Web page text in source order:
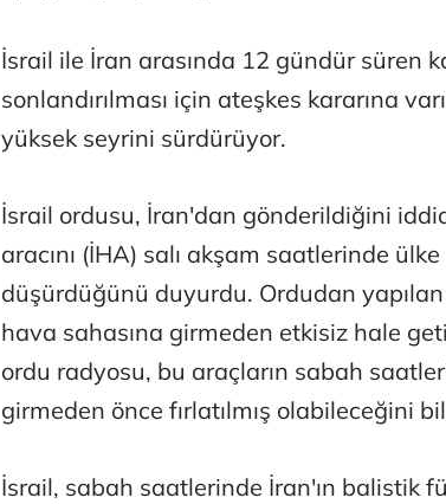
İsrail ile İran arasında 12 gündür süren
sonlandırılması için ateşkes kararına
yüksek seyrini sürdürüyor.
İsrail ordusu, İran'dan gönderildiğini
aracını (İHA) salı akşam saatlerinde
düşürdüğünü duyurdu. Ordudan
hava sahasına girmeden etkisiz hale
ordu radyosu, bu araçların sabah
girmeden önce fırlatılmış olabileceğini
İsrail, sabah saatlerinde İran'ın balistik